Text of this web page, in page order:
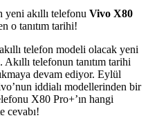
akıllı telefonu Vivo X80
o tanıtım tarihi!
telefon modeli olacak yeni
Akıllı telefonun tanıtım tarihi
devam ediyor. Eylül
iddialı modellerinden bir
X80 Pro+’ın hangi
cevabı!